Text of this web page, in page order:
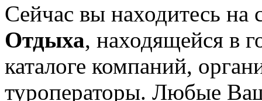
Сейчас вы находитесь на
Отдыха, находящейся в
каталоге компаний,
туроператоры. Любые